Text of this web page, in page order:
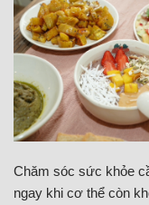
Chăm sóc sức khỏe
ngay khi cơ thể còn